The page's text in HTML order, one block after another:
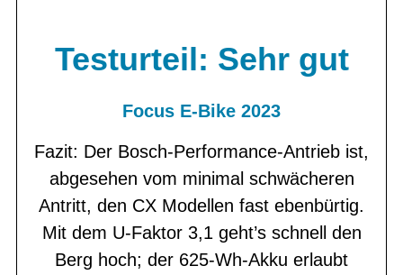
Testurteil: Sehr gut
Focus E-Bike 2023
Fazit: Der Bosch-Performance-Antrieb ist,
abgesehen vom minimal schwächeren
Antritt, den CX Modellen fast ebenbürtig.
Mit dem U-Faktor 3,1 geht’s schnell den
Berg hoch; der 625-Wh-Akku erlaubt